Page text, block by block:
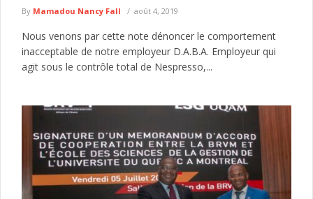
By Mamadou Nancy Fall août 4, 2019
Nous venons par cette note dénoncer le comportement
inacceptable de notre employeur D.A.B.A. Employeur qui
agit sous le contrôle total de Nespresso,...